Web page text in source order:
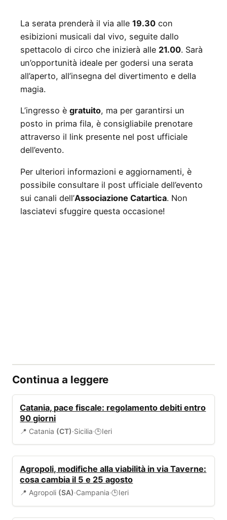
La serata prenderà il via alle 19.30 con
esibizioni musicali dal vivo, seguite dallo
spettacolo di circo che inizierà alle 21.00. Sarà
un’opportunità ideale per godersi una serata
all’aperto, all’insegna del divertimento e della
magia.
L’ingresso è gratuito, ma per garantirsi un
posto in prima fila, è consigliabile prenotare
attraverso il link presente nel post ufficiale
dell’evento.
Per ulteriori informazioni e aggiornamenti, è
possibile consultare il post ufficiale dell’evento
sui canali dell’Associazione Catartica. Non
lasciatevi sfuggire questa occasione!
Continua a leggere
Catania, pace fiscale: regolamento debiti entro
90 giorni
📍 Catania (CT)·Sicilia·🕒Ieri
Agropoli, modifiche alla viabilità in via Taverne:
cosa cambia il 5 e 25 agosto
📍 Agropoli (SA)·Campania·🕒Ieri